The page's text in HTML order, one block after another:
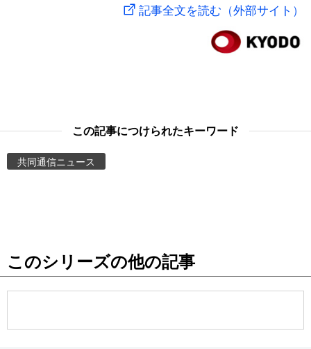
スポーツ・東京2020
Topics
Images
お知らせ
公式SNS
記事全文を読む（外部サイト）
この記事につけられたキーワード
共同通信ニュース
このシリーズの他の記事